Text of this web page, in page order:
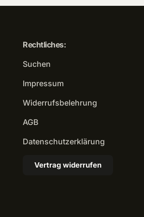
Rechtliches:
Suchen
Impressum
Widerrufsbelehrung
AGB
Datenschutzerklärung
Vertrag widerrufen